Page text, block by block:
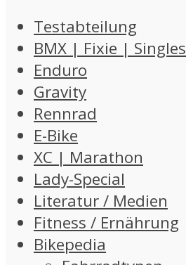
Testabteilung
BMX | Fixie |
Enduro
Gravity
Rennrad
E-Bike
XC | Marathon
Lady-Special
Literatur / Medien
Fitness / Ernährung
Bikepedia